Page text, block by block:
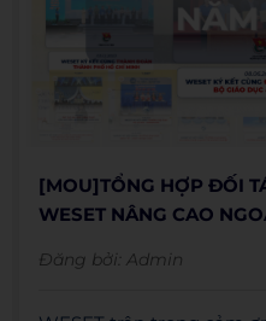
[MOU]TỔNG HỢP ĐỐI
WESET NÂNG CAO
Đăng bởi: Admin